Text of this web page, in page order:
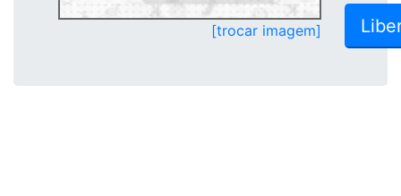
[trocar imagem]